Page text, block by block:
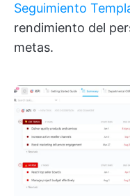
Seguimiento
rendimiento del
metas.